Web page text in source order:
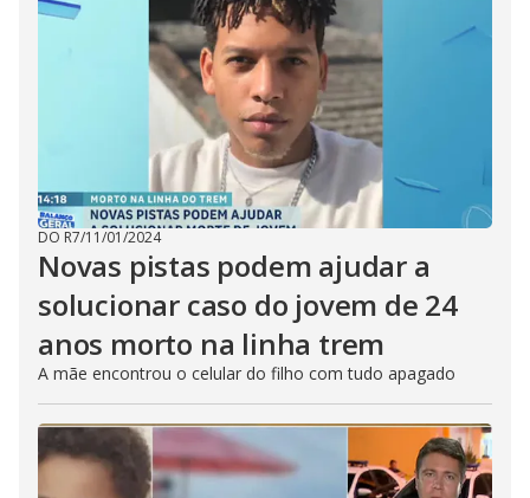
DO R7/11/01/2024
Novas pistas podem ajudar a
solucionar caso do jovem de 24
anos morto na linha trem
A mãe encontrou o celular do filho com tudo apagado